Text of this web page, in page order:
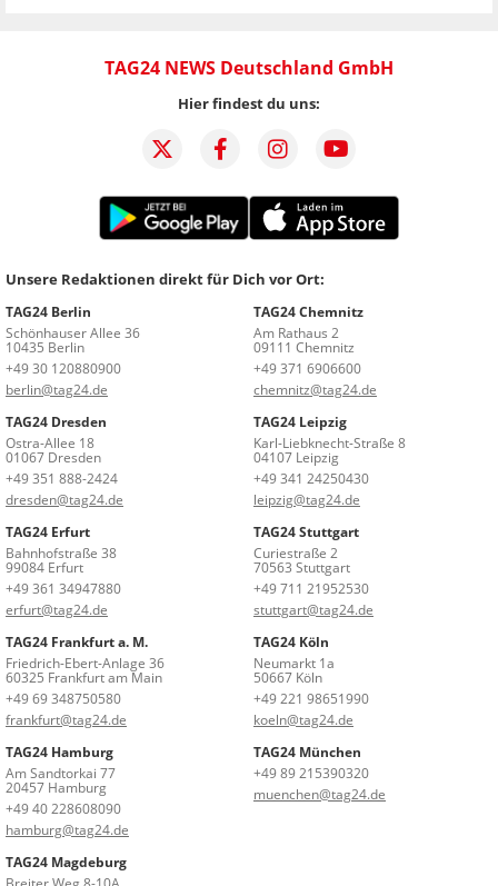
TAG24 NEWS Deutschland GmbH
Hier findest du uns:
Unsere Redaktionen direkt für Dich vor Ort:
TAG24 Berlin
Schönhauser Allee 36
10435 Berlin
+49 30 120880900
berlin@tag24.de
TAG24 Chemnitz
Am Rathaus 2
09111 Chemnitz
+49 371 6906600
chemnitz@tag24.de
TAG24 Dresden
Ostra-Allee 18
01067 Dresden
+49 351 888-2424
dresden@tag24.de
TAG24 Leipzig
Karl-Liebknecht-Straße 8
04107 Leipzig
+49 341 24250430
leipzig@tag24.de
TAG24 Erfurt
Bahnhofstraße 38
99084 Erfurt
+49 361 34947880
erfurt@tag24.de
TAG24 Stuttgart
Curiestraße 2
70563 Stuttgart
+49 711 21952530
stuttgart@tag24.de
TAG24 Frankfurt a. M.
Friedrich-Ebert-Anlage 36
60325 Frankfurt am Main
+49 69 348750580
frankfurt@tag24.de
TAG24 Köln
Neumarkt 1a
50667 Köln
+49 221 98651990
koeln@tag24.de
TAG24 Hamburg
Am Sandtorkai 77
20457 Hamburg
+49 40 228608090
hamburg@tag24.de
TAG24 München
+49 89 215390320
muenchen@tag24.de
TAG24 Magdeburg